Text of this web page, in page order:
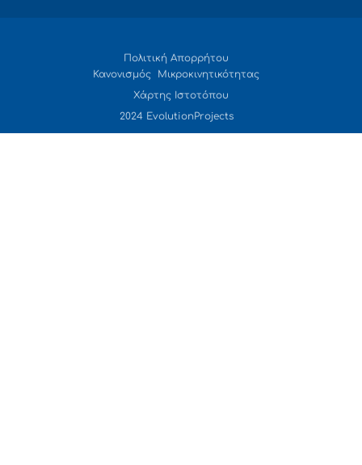
Πολιτική Απορρήτου
Κανονισμός Μικροκινητικότητας
Χάρτης Ιστοτόπου
2024 EvolutionProjects